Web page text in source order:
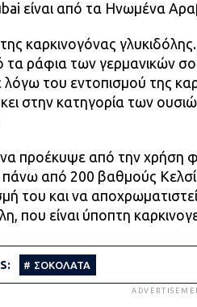
είναι από τα Ηνωμένα
καρκινογόνας
ράφια των γερμανικών
του εντοπισμού της
στην κατηγορία των
προέκυψε από την χρήση
πάνω από 200 βαθμούς
του και να
που είναι ύποπτη
ΣΟΚΟΛΑΤΑ